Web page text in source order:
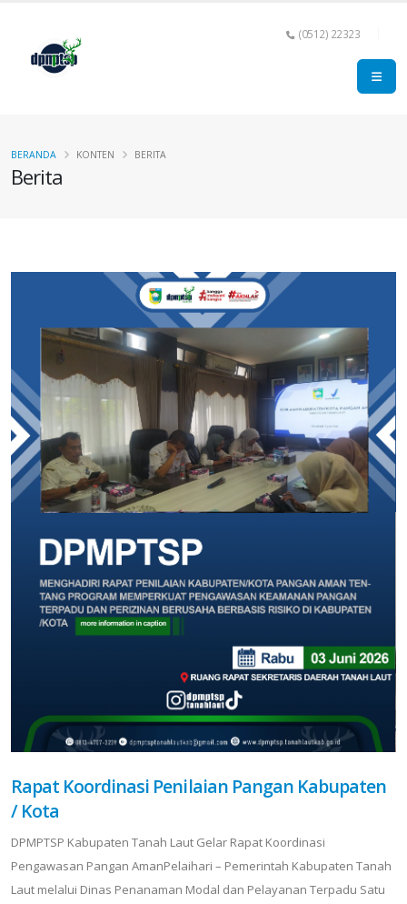
(0512) 22323
Berita
BERANDA KONTEN BERITA
Rapat Koordinasi Penilaian Pangan Kabupaten
/ Kota
DPMPTSP Kabupaten Tanah Laut Gelar Rapat Koordinasi
Pengawasan Pangan AmanPelaihari – Pemerintah Kabupaten Tanah
Laut melalui Dinas Penanaman Modal dan Pelayanan Terpadu Satu